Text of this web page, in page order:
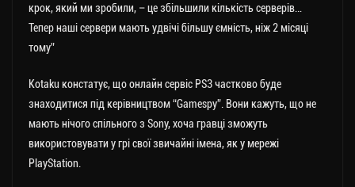
крок, який ми зробили, – це збільшили кількість серверів…
Тепер наші сервери мають удвічі більшу ємність, ніж 2 місяці
тому”
Kotaku констатує, що онлайн сервіс PS3 частково буде
знаходитися під керівництвом “Gamespy”. Вони кажуть, що не
мають нічого спільного з Sony, хоча гравці зможуть
використовувати у грі свої звичайні імена, як у мережі
PlayStation.